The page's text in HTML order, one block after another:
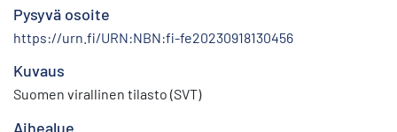
Pysyvä osoite
https://urn.fi/URN:NBN:fi-fe20230918130456
Kuvaus
Suomen virallinen tilasto (SVT)
Aihealue